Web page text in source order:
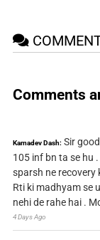
Comments
Kamadev Dash: Sir
105 inf bn ta se hu
sparsh ne recovery
Rti ki madhyam se
nehi de rahe hai .
4 Days Ago